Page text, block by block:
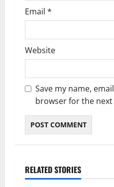
Email *
Website
Save my name,
browser for the
RELATED STORIES